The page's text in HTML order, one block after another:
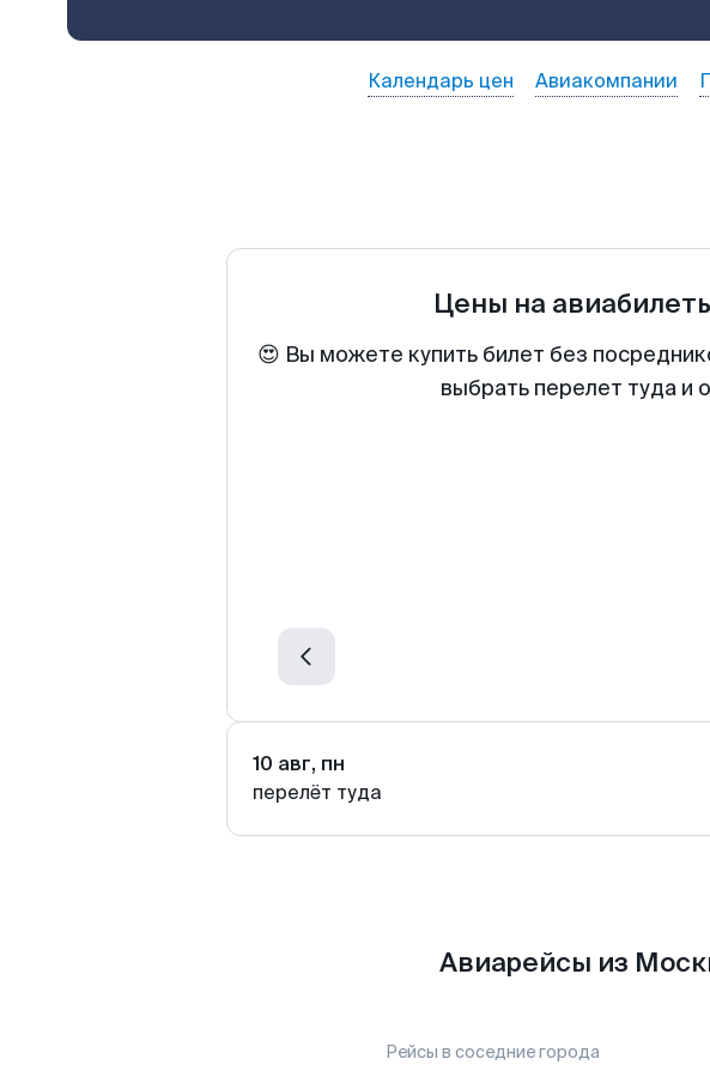
Календарь цен Авиакомпании
Цены на
😍 Вы можете купить билет без
выбрать перелет туда и
10 авг, пн
перелёт туда
Авиарейсы из
Рейсы в соседние города